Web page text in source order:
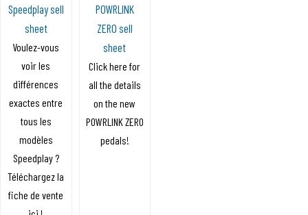
Speedplay sell
sheet
Voulez-vous
voir les
différences
exactes entre
tous les
modèles
Speedplay ?
Téléchargez la
fiche de vente
POWRLINK
ZERO sell
sheet
Click here for
all the details
on the new
POWRLINK ZERO
pedals!